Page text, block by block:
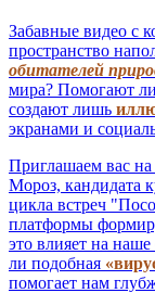
Забавные видео с
пространство
обитателей
мира? Помогают
создают лишь
экранами и
Приглашаем вас
Мороз, кандидата
цикла встреч
платформы
это влияет на
ли подобная
помогает нам